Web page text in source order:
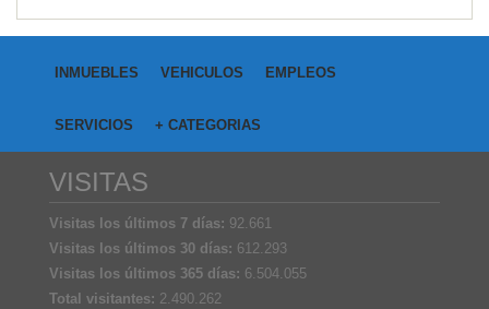
INMUEBLES VEHICULOS EMPLEOS
SERVICIOS + CATEGORIAS
VISITAS
Visitas los últimos 7 días: 92.661
Visitas los últimos 30 días: 612.293
Visitas los últimos 365 días: 6.504.055
Total visitantes: 2.490.262